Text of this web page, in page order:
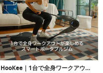
HooKee｜1台で全身ワークアウトが楽しめるスマートポータブルジム「フーキー」